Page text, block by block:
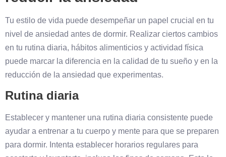
Tu estilo de vida puede desempeñar un papel crucial en tu
nivel de ansiedad antes de dormir. Realizar ciertos cambios
en tu rutina diaria, hábitos alimenticios y actividad física
puede marcar la diferencia en la calidad de tu sueño y en la
reducción de la ansiedad que experimentas.
Rutina diaria
Establecer y mantener una rutina diaria consistente puede
ayudar a entrenar a tu cuerpo y mente para que se preparen
para dormir. Intenta establecer horarios regulares para